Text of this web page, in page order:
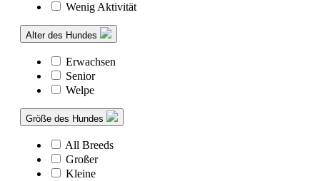
Wenig Aktivität
Alter des Hundes
Erwachsen
Senior
Welpe
Größe des Hundes
All Breeds
Großer
Kleine